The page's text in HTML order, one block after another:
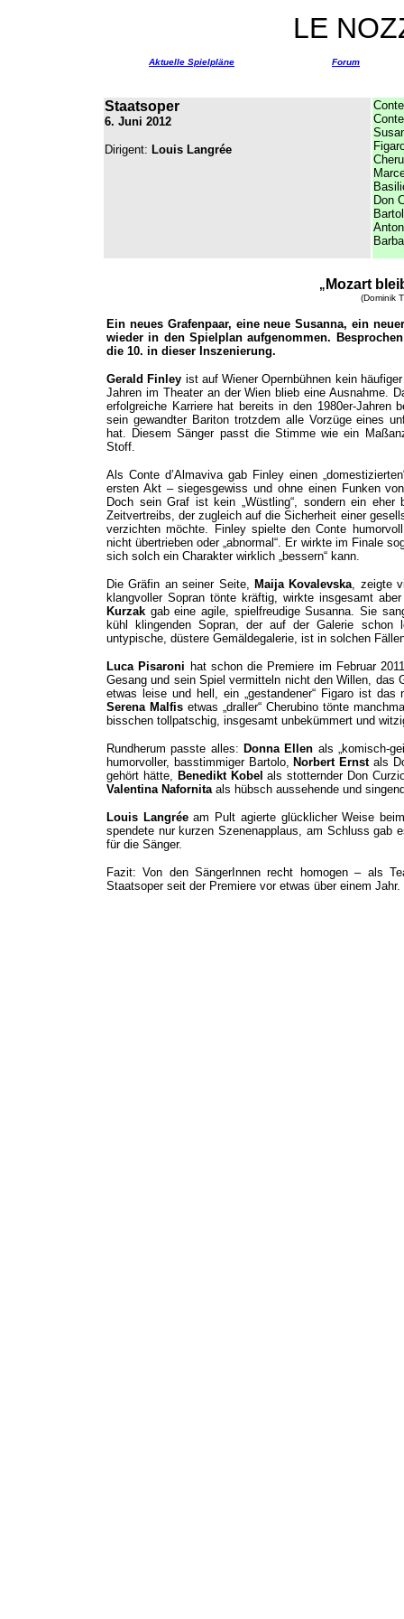
LE
Aktuelle Spielpläne Forum
Staatsoper
6. Juni 2012
Dirigent: Louis Langrée
Don
„ Mozart
(Dominik
Ein neues Grafenpaar, eine neue Susanna, ein
wieder in den Spielplan aufgenommen.
die 10. in dieser Inszenierung.
Gerald Finley ist auf Wiener Opernbühnen kein
Jahren im Theater an der Wien blieb eine Ausnahme.
erfolgreiche Karriere hat bereits in den 1980er-
sein gewandter Bariton trotzdem alle Vorzüge eines
hat. Diesem Sänger passt die Stimme wie ein
Stoff.
Als Conte d’Almaviva gab Finley einen
ersten Akt – siegesgewiss und ohne einen Funken
Doch sein Graf ist kein „Wüstling“, sondern ein
Zeitvertreibs, der zugleich auf die Sicherheit einer
verzichten möchte. Finley spielte den Conte
nicht übertrieben oder „abnormal“. Er wirkte im Finale
sich solch ein Charakter wirklich „bessern“ kann.
Die Gräfin an seiner Seite, Maija Kovalevska, zeigte
klangvoller Sopran tönte kräftig, wirkte insgesamt
Kurzak gab eine agile, spielfreudige Susanna. Sie
kühl klingenden Sopran, der auf der Galerie schon
untypische, düstere Gemäldegalerie, ist in solchen
Luca Pisaroni hat schon die Premiere im Februar
Gesang und sein Spiel vermitteln nicht den Willen,
etwas leise und hell, ein „gestandener“ Figaro ist das
Serena Malfis etwas „draller“ Cherubino tönte
bisschen tollpatschig, insgesamt unbekümmert und
Rundherum passte alles: Donna Ellen als „komisch-
humorvoller, basstimmiger Bartolo, Norbert Ernstals
gehört hätte, Benedikt Kobel als stotternder Don
Valentina Nafornitaals hübsch aussehende und
Louis Langréeam Pult agierte glücklicher Weise
spendete nur kurzen Szenenapplaus, am Schluss gab
für die Sänger.
Fazit: Von den SängerInnen recht homogen – als
Staatsoper seit der Premiere vor etwas über einem Jahr.